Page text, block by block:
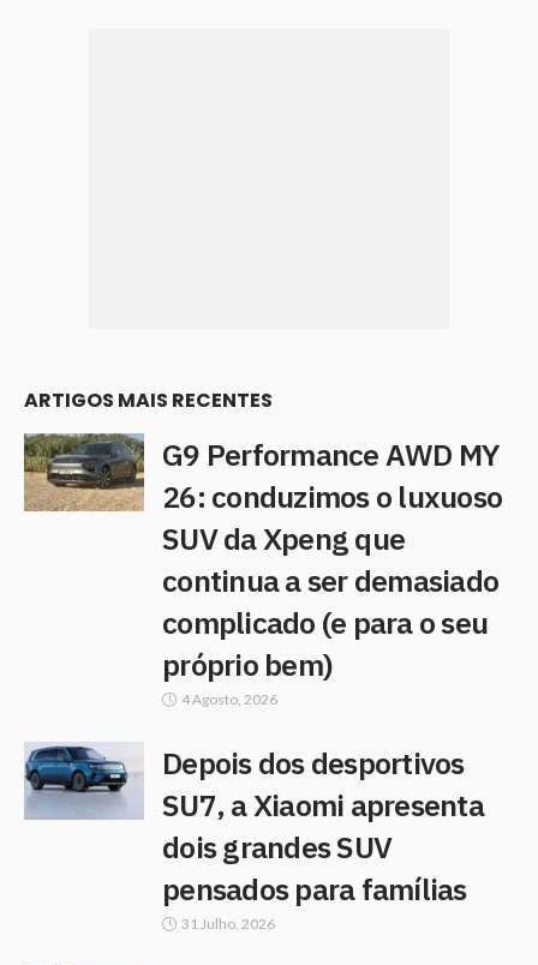
ARTIGOS MAIS RECENTES
G9 Performance AWD MY
26: conduzimos o luxuoso
SUV da Xpeng que
continua a ser demasiado
complicado (e para o seu
próprio bem)
4 Agosto, 2026
Depois dos desportivos
SU7, a Xiaomi apresenta
dois grandes SUV
pensados para famílias
31 Julho, 2026